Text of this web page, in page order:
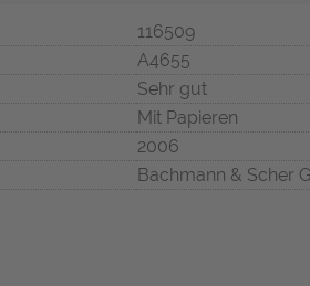
116509
A4655
Sehr gut
Mit Papieren
2006
Bachmann & Scher